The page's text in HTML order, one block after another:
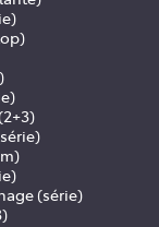
(série)